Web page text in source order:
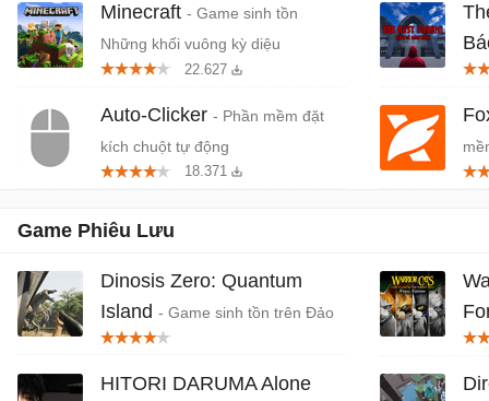
Minecraft - Game sinh tồn
Những khối vuông kỳ diệu
22.627
Auto-Clicker - Phần mềm đặt
kích chuột tự động
18.371
Game Phiêu Lưu
Dinosis Zero: Quantum
Island - Game sinh tồn trên Đảo
Khủng long
HITORI DARUMA Alone